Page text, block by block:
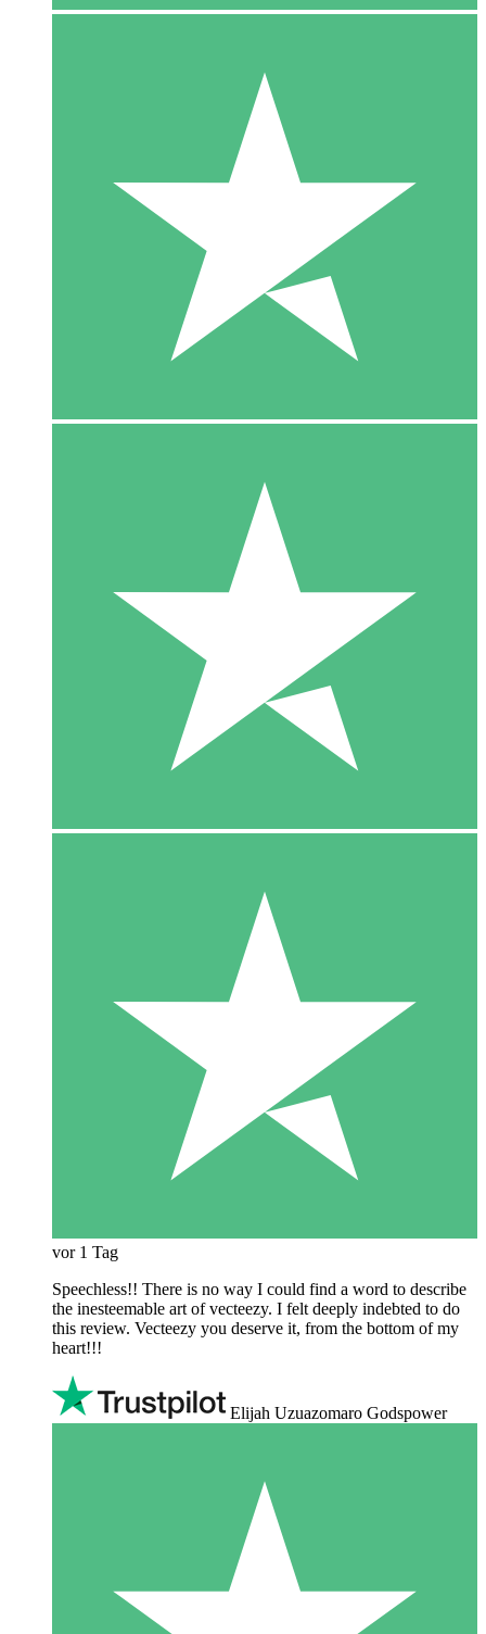
vor 1 Tag
Speechless!! There is no way I could find a word to describe
the inesteemable art of vecteezy. I felt deeply indebted to do
this review. Vecteezy you deserve it, from the bottom of my
heart!!!
Elijah Uzuazomaro Godspower